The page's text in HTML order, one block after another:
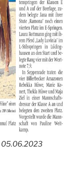
05.06.2023